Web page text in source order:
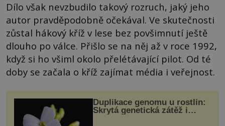
Dílo však nevzbudilo takový rozruch, jaký jeho
autor pravděpodobně očekával. Ve skutečnosti
zůstal hákový kříž v lese bez povšimnutí ještě
dlouho po válce. Přišlo se na něj až v roce 1992,
když si ho všiml okolo přelétávající pilot. Od té
doby se začala o kříž zajímat média i veřejnost.
Duplikace genomu u rostlin:
Skrytá genetická zátěž i